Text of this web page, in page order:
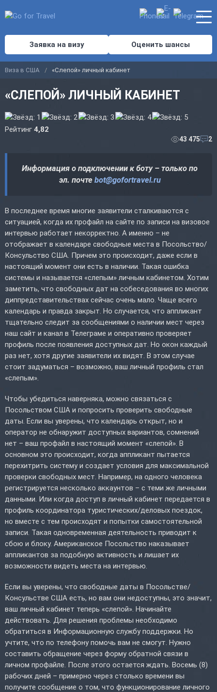
Заявка на визу Оценить шансы
Виза в США «Слепой» личный кабинет
«СЛЕПОЙ» ЛИЧНЫЙ КАБИНЕТ
Рейтинг 4,82
43 475 2
Информация о подключении к боту – только по
эл. почте bot@gofortravel.ru
В последнее время многие заявители сталкиваются с
ситуацией, когда их профайл на сайте по записи на визовое
интервью работает некорректно. А именно – не
отображает в календаре свободные места в Посольство/
Консульство США. Причем это происходит, даже если в
настоящий момент они есть в наличии. Такая ошибка
системы и называется «слепым» личным кабинетом. Хотим
заметить, что свободных дат на собеседования во многих
диппредставительствах сейчас очень мало. Чаще всего
календарь и правда закрыт. Но случается, что аппликант
тщательно следит за сообщениями о наличии мест через
наш сайт и канал в Телеграме и оперативно проверяет
профиль после появления доступных дат. Но окон каждый
раз нет, хотя другие заявители их видят. В этом случае
стоит задуматься – возможно, ваш личный профиль стал
«слепым».
Чтобы убедиться наверняка, можно связаться с
Посольством США и попросить проверить свободные
даты. Если вы уверены, что календарь открыт, но и
оператор не обнаружит доступных вариантов, сомнений
нет – ваш профайл в настоящий момент «слепой». В
основном это происходит, когда аппликант пытается
перехитрить систему и создает условия для максимальной
проверки свободных мест. Например, на одного человека
регистрируется несколько аккаунтов – с теми же личными
данными. Или когда доступ в личный кабинет передается в
профиль координатора туристических/деловых поездок,
но вместе с тем происходят и попытки самостоятельной
записи. Такая одновременная деятельность приводит к
сбою и блоку. Американское Посольство наказывает
аппликантов за подобную активность и лишает их
возможности видеть места на интервью.
Если вы уверены, что свободные даты в Посольстве/
Консульстве США есть, но вам они недоступны, это значит,
ваш личный кабинет теперь «слепой». Начинайте
действовать. Для решения проблемы необходимо
обратиться в Информационную службу поддержки. Но
учтите, что по телефону помочь вам не смогут. Нужно
составить обращение через форму обратной связи в
личном профайле. После этого остается ждать. Восемь (8)
рабочих дней – примерно через столько времени вы
получите сообщение о том, что функционирование личного